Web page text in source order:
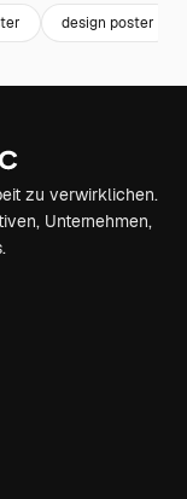
design poster
zu verwirklichen.
Unternehmen,